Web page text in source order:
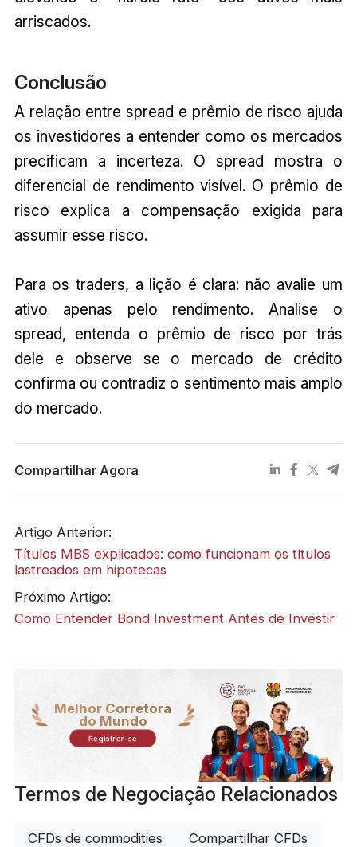
arriscados.
Conclusão
A relação entre spread e prêmio de risco ajuda
os investidores a entender como os mercados
precificam a incerteza. O spread mostra o
diferencial de rendimento visível. O prêmio de
risco explica a compensação exigida para
assumir esse risco.
Para os traders, a lição é clara: não avalie um
ativo apenas pelo rendimento. Analise o
spread, entenda o prêmio de risco por trás
dele e observe se o mercado de crédito
confirma ou contradiz o sentimento mais amplo
do mercado.
Compartilhar Agora
Artigo Anterior:
Títulos MBS explicados: como funcionam os títulos
lastreados em hipotecas
Próximo Artigo:
Como Entender Bond Investment Antes de Investir
Melhor Corretora
do Mundo
Registrar-se
Termos de Negociação Relacionados
CFDs de commodities Compartilhar CFDs